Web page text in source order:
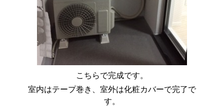
こちらで完成です。
室内はテープ巻き、室外は化粧カバーで完了で
す。